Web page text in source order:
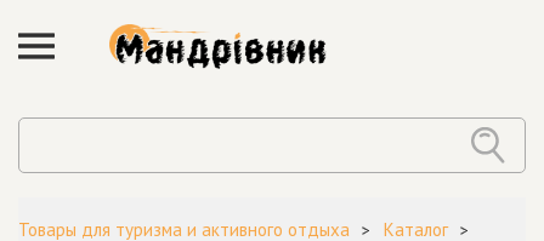
Товары для туризма и активного отдыха
Каталог